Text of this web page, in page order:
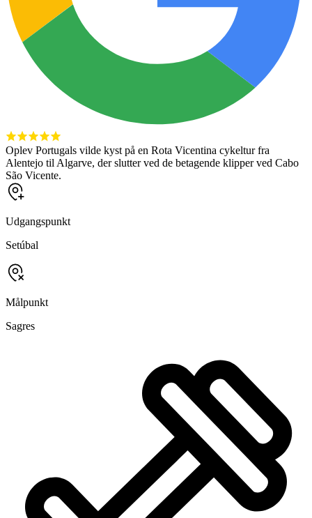
Oplev Portugals vilde kyst på en Rota Vicentina cykeltur fra
Alentejo til Algarve, der slutter ved de betagende klipper ved Cabo
São Vicente.
Udgangspunkt
Setúbal
Målpunkt
Sagres